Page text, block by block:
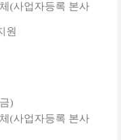
(사업자등록 본사
원
)
(사업자등록 본사